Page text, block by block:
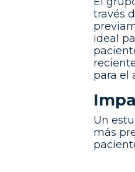
través
ideal
para el
Un
más